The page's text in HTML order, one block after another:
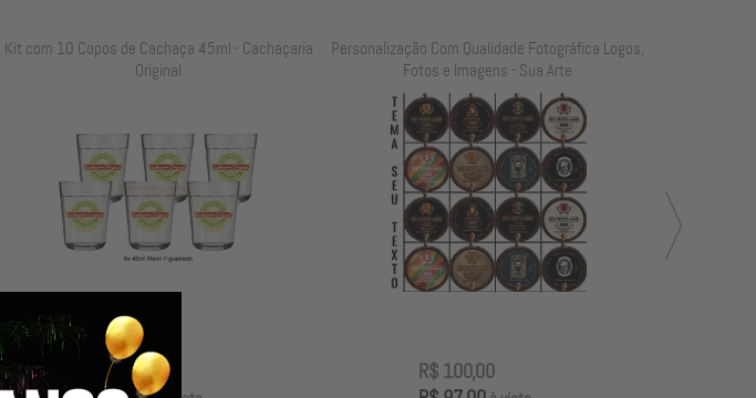
Kit com 10 Copos de Cachaça 45ml - Cachaçaria
Original
R$ 99,00
Personalização Com Qualidade Fotográfica Logos,
Fotos e Imagens - Sua Arte
R$ 100,00